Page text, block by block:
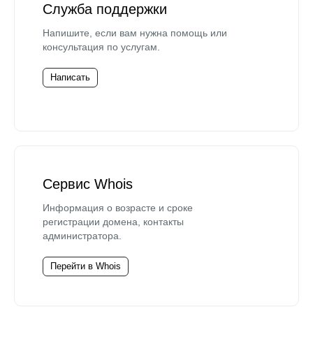
Служба поддержки
Напишите, если вам нужна помощь или
консультация по услугам.
Написать
Сервис Whois
Информация о возрасте и сроке
регистрации домена, контакты
администратора.
Перейти в Whois